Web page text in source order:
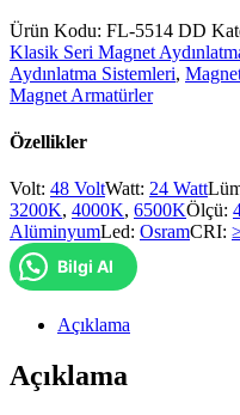
Ürün Kodu: FL-5514 DD
Klasik Seri Magnet
Aydınlatma Sistemleri,
Magnet Armatürler
Özellikler
Volt: 48 VoltWatt: 24 Watt
3200K, 4000K, 6500KÖlçü:
AlüminyumLed: OsramCRI:
Bilgi Al
Açıklama
Açıklama